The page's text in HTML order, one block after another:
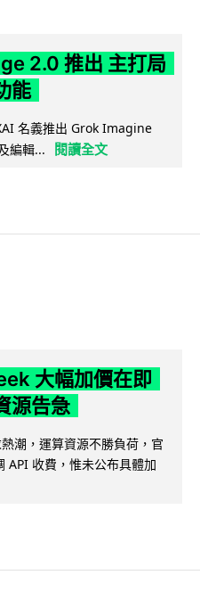
2.0 推出 主打局
能
名義推出 Grok Imagine
編輯...
閱讀全文
大幅加價在即
源告急
潮，運算資源不勝負荷，官
API 收費，惟未公布具體加